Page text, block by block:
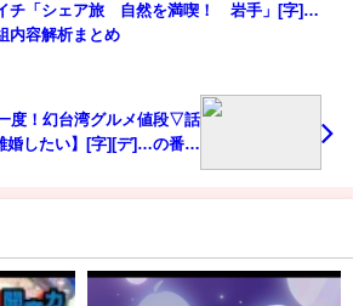
チ「シェア旅 自然を満喫！ 岩手」[字]…
内容解析まとめ
度！幻台湾グルメ値段▽話
婚したい】[字][デ]…の番組